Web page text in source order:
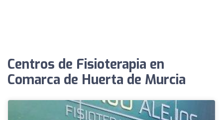
Centros de Fisioterapia en
Comarca de Huerta de Murcia